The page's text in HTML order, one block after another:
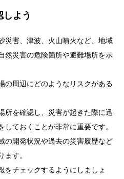
よう
災害、津波、火山噴火など、地域
然災害の危険箇所や避難場所を示
の周辺にどのようなリスクがある
所を確認し、災害が起きた際に迅
ておくことが非常に重要です。
の開発状況や過去の災害履歴など
ます。
をチェックするようにしましょ